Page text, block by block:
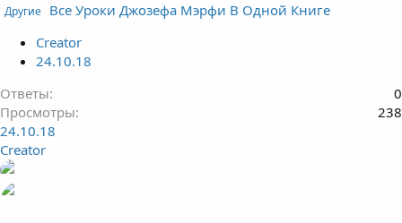
Другие Все Уроки Джозефа Мэрфи В Одной Книге
Creator
24.10.18
Ответы
0
Просмотры
238
24.10.18
Creator